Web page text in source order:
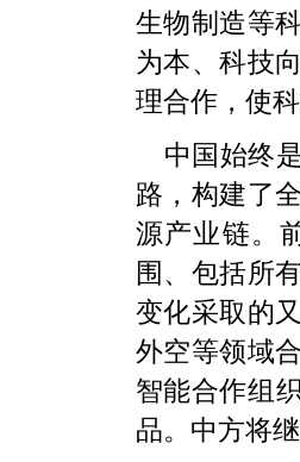
生物制造等
为本、科技
理合作，使
中国始终
路，构建了
源产业链。
围、包括所
变化采取的
外空等领域
智能合作组
品。中方将